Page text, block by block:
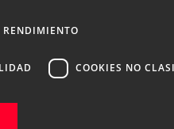
mantiene intacta,
el flujo de
facilitando una mayor
aún más la
RENDIMIENTO
COOKIES NO